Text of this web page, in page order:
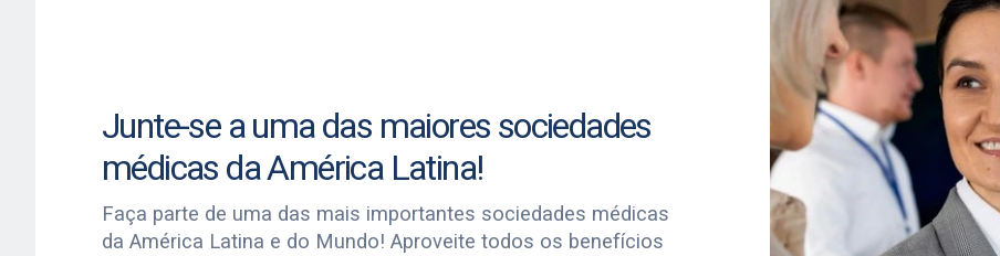
Junte-se a uma das maiores sociedades
médicas da América Latina!
Faça parte de uma das mais importantes sociedades médicas
da América Latina e do Mundo! Aproveite todos os benefícios